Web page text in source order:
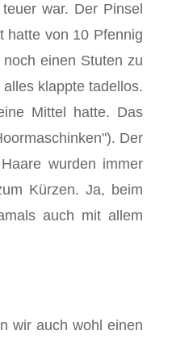
war. Der Pinsel
hatte von 10 Pfennig
einen Stuten zu
klappte tadellos.
Mittel hatte. Das
Der
wurden immer
Kürzen. Ja, beim
auch mit allem
wir auch wohl einen